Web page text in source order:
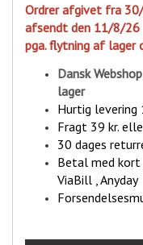
Ordrer afgivet fra
afsendt den 11/8/26
pga. flytning af lager
Dansk
lager
Hurtig levering
Fragt 39 kr.
30 dages
Betal med
ViaBill , Anyday